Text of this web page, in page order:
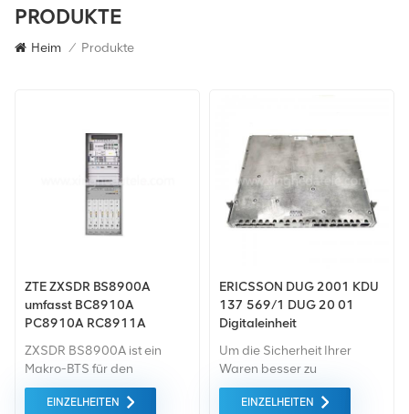
PRODUKTE
Heim / Produkte
ZTE ZXSDR BS8900A
umfasst BC8910A
PC8910A RC8911A
ZXSDR BS8900A ist ein
Makro-BTS für den
Außenbereich und bietet
eine Komplettlösung für
EINZELHEITEN
ERICSSON DUG 2001 KDU
137 569/1 DUG 20 01
Digitaleinheit
Um die Sicherheit Ihrer
Waren besser zu
gewährleisten, professionell,
umweltfreundlich, Es
EINZELHEITEN